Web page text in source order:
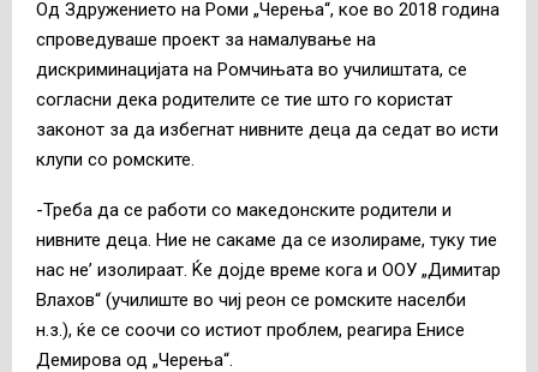
Од Здружението на Роми „Черења“, кое во 2018 година
спроведуваше проект за намалување на
дискриминацијата на Ромчињата во училиштата, се
согласни дека родителите се тие што го користат
законот за да избегнат нивните деца да седат во исти
клупи со ромските.
-Треба да се работи со македонските родители и
нивните деца. Ние не сакаме да се изолираме, туку тие
нас не’ изолираат. Ќе дојде време кога и ООУ „Димитар
Влахов“ (училиште во чиј реон се ромските населби
н.з.), ќе се соочи со истиот проблем, реагира Енисе
Демирова од „Черења“.